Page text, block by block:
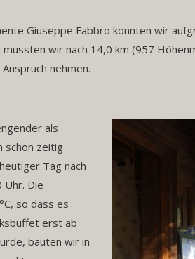
Giuseppe Fabbro konnten wir
mussten wir nach 14,0 km (957
nehmen.
als
schon zeitig
Tag nach
Uhr. Die
so dass es
erst ab
bauten wir in